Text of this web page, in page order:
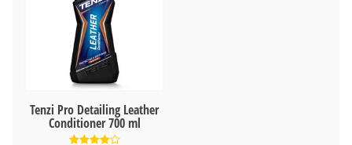
Tenzi Pro Detailing Leather
Conditioner 700 ml